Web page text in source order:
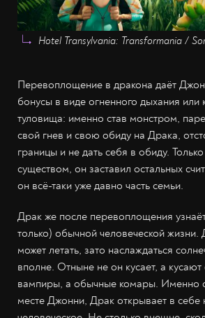
Hotel Transylvania: Transformania /
Перевоплощение в дракона даёт
бонусы в виде огненного дыхания или
туловища: именно став монстром,
свой гнев и свою обиду на Драка,
границы и не дать себя в обиду.
существом, он заставил остальных
он всё-таки уже давно часть семьи.
Драк же после перевоплощения
только) обычной человеческой жизни.
может летать, зато наслаждаться
вполне. Отныне не он кусает, а
вампиры, а обычные комары. Именно
месте Джонни, Драк открывает в себе